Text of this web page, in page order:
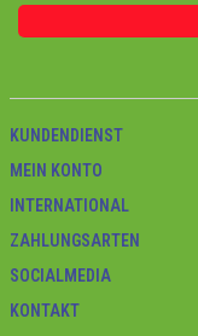
KUNDENDIENST
MEIN KONTO
INTERNATIONAL
ZAHLUNGSARTEN
SOCIALMEDIA
KONTAKT